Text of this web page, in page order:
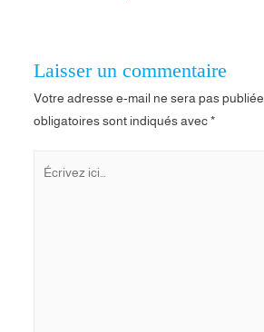
Laisser un commentaire
Votre adresse e-mail ne sera pas publiée.
obligatoires sont indiqués avec *